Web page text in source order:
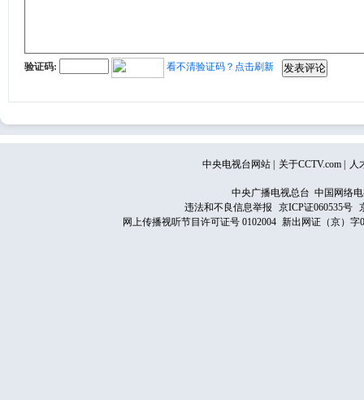
验证码: 看不清验证码？点击刷新
中央电视台网站 关于CCTV.com 人
中央广播电视总台 中国网络
违法和不良信息举报
京ICP证060535号
网上传播视听节目许可证号 0102004 新出网证（京）